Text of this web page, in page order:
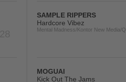
SAMPLE RIPPERS
Hardcore Vibez
Mental Madness/Kontor New Media/Q
MOGUAI
Kick Out The Jams